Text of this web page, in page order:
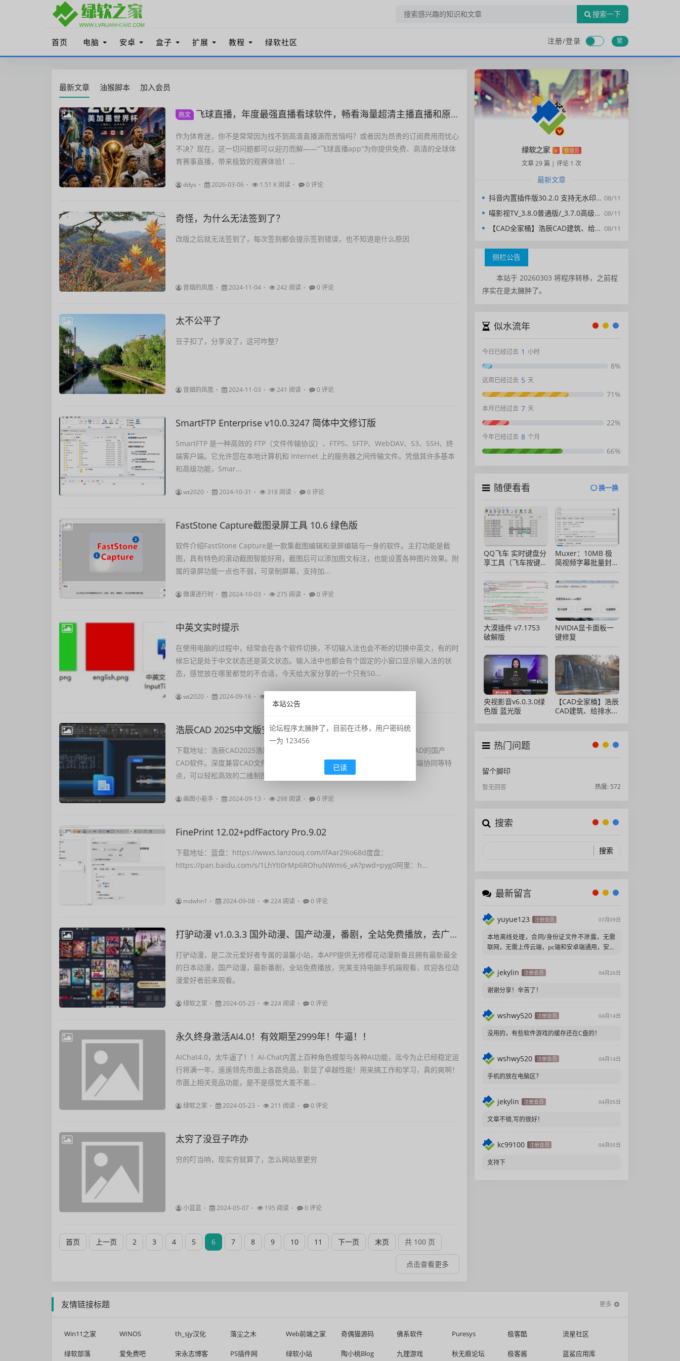
搜索一下
首页 电脑 安卓 盒子 扩展 教程 绿软社区 注册/登录 繁
最新文章 油猴脚本 加入会员
热文 飞球直播，年度最强直播看球软件，畅看海量超清主播直播和原声赛事
作为体育迷，你不是常常因为找不到高清直播源而苦恼吗？或者因为昂贵的订阅费用而忧心
不决？现在，这一切问题都可以迎刃而解——“飞球直播app”为你提供免费、高清的全球体
育赛事直播，带来极致的观赛体验！...
ddys 2026-03-06 1.51 K 阅读 0 评论
奇怪，为什么无法签到了？
改版之后就无法签到了，每次签到都会提示签到错误，也不知道是什么原因
冒烟的凤凰 2024-11-04 242 阅读 0 评论
太不公平了
豆子扣了，分享没了，这可咋整？
冒烟的凤凰 2024-11-03 241 阅读 0 评论
SmartFTP Enterprise v10.0.3247 简体中文修订版
SmartFTP 是一种高效的 FTP（文件传输协议）、FTPS、SFTP、WebDAV、S3、SSH、终
端客户端。它允许您在本地计算机和 Internet 上的服务器之间传输文件。凭借其许多基本
和高级功能，Smar...
wt2020 2024-10-31 318 阅读 0 评论
FastStone Capture截图录屏工具 10.6 绿色版
软件介绍FastStone Capture是一款集截图编辑和录屏编辑与一身的软件。主打功能是截
图，具有特色的滚动截图智能好用，截图后可以添加图文标注，也能设置各种图片效果。附
属的录屏功能一点也不弱，可录制屏幕，支持加...
微课进行时 2024-10-03 275 阅读 0 评论
中英文实时提示
在使用电脑的过程中，经常会在各个软件切换，不切输入法也会不断的切换中英文，有的时
候忘记是处于中文状态还是英文状态。输入法中也都会有个固定的小窗口显示输入法的状
态，感觉放在哪里都觉的不合适，今天给大家分享的一个只有50...
wt2020 2024-09-16
浩辰CAD 2025中文版安装包免费下载
下载地址：浩辰CAD2025浩辰CAD 2025平台软件是一款可以完美平替AutoCAD的国产
CAD软件。深度兼容CAD文件格式，具有易学易用、功能全面、极速稳定、云端协同等特
点，可以轻松高效的二维制图和三维建模设计...
画图小能手 2024-09-13 298 阅读 0 评论
FinePrint 12.02+pdfFactory Pro.9.02
下载地址：蓝盘：https://wwxs.lanzouq.com/ifAar29io68d度盘：
https://pan.baidu.com/s/1LhYti0rMp6ROhuNWmi6_vA?pwd=pyg0阿里：h...
mdwhn1 2024-09-08 224 阅读 0 评论
打驴动漫 v1.0.3.3 国外动漫、国产动漫，番剧，全站免费播放，去广告纯净版
打驴动漫，是二次元爱好者专属的温馨小站，本APP提供无修樱花动漫新番且拥有最新最全
的日本动漫，国产动漫，最新番剧，全站免费播放，完美支持电脑手机端观看，欢迎各位动
漫爱好者前来观看。
绿软之家 2024-05-23 224 阅读 0 评论
永久终身激活AI4.0！有效期至2999年！牛逼！！
AIChat4.0，太牛逼了！！AI-Chat内置上百种角色模型与各种AI功能，迄今为止已经稳定运
行将满一年，遥遥领先市面上各路竞品，彰显了卓越性能！用来搞工作和学习，真的爽啊！
市面上相关竞品功能，是不是感觉大差不差...
绿软之家 2024-05-23 211 阅读 0 评论
太穷了没豆子咋办
穷的叮当响，现实穷就算了，怎么网站里更穷
小蓝蓝 2024-05-07 195 阅读 0 评论
首页 上一页 2 3 4 5 6 7 8 9 10 11 下一页 末页 共 100 页
点击查看更多
绿软之家 V 管理员
文章 29 篇 | 评论 1 次
最新文章
08/11
抖音内置插件版30.2.0 支持无水印下载视频，去广告，精简界面
08/11
喵影视TV_3.8.0普通版/_3.7.0高级版/4.X低版本完美适配/内置源/4K超清
08/11
【CAD全家桶】浩辰CAD建筑、给排水、暖通、电气、电力软件 安装包中文版，亲测可用！
侧栏公告
本站于 20260303 将程序转移，之前程
序实在是太臃肿了。
似水流年
今日已经过去 1 小时
8%
这周已经过去 5 天
71%
本月已经过去 7 天
22%
今年已经过去 8 个月
66%
随便看看 换一换
QQ飞车 实时键盘分
享工具（飞车按键显
示）直播专用版
Muxer：10MB 极
简视频字幕批量封装
工具 (单文件/绿色
版)
大漠插件 v7.1753
破解版
NVIDIA显卡面板一
键修复
央视影音v6.0.3.0绿
色版 蓝光版
【CAD全家桶】浩辰
CAD建筑、给排水、
热门问题
留个脚印
暂无回答 热度: 572
搜索
最新留言
yuyue123 注册会员 07月09日
本地离线处理，合同/身份证文件不泄露，无需
联网，无需上传云端，pc端和安卓端通用，安装
jekylin 注册会员 04月26日
谢谢分享！辛苦了！
wshwy520 注册会员 04月14日
没用的，有些软件游戏的缓存还在C盘的！
wshwy520 注册会员 04月14日
手机的放在电脑区？
jekylin 注册会员 04月05日
文章不错,写的很好！
kc99100 注册会员 04月05日
支持下
友情链接标题 更多
Win11之家 WINOS th_sjy汉化 落尘之木 Web前端之家 奇偶猫源码 佛系软件 Puresys 极客酷 流星社区
绿软部落 爱免费吧 宋永志博客 PS插件网 绿软小站 陶小桃Blog 九狸游戏 秋无痕论坛 极客酱 蓝鲨应用库
本站公告
论坛程序太臃肿了，目前在迁移，用户密码统
一为 123456
已读